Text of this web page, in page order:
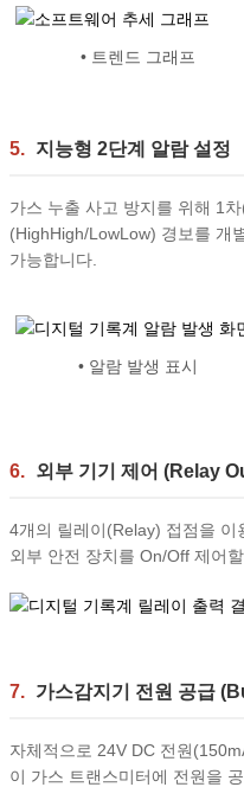
• 트렌드 그래프
5. 지능형 2단계 알람 설정
가스 누출 사고 방지를 위해 1
(HighHigh/LowLow) 경보를 개
가능합니다.
• 알람 발생 표시
6. 외부 기기 제어 (Relay
4개의 릴레이(Relay) 접점을
외부 안전 장치를 On/Off 제어
7. 가스감지기 전원 공급
자체적으로 24V DC 전원
이 가스 트랜스미터에 전원을